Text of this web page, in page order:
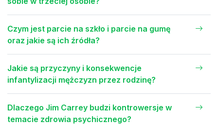
Czym jest parcie na szkło i parcie na gumę
oraz jakie są ich źródła?
Jakie są przyczyny i konsekwencje
infantylizacji mężczyzn przez rodzinę?
Dlaczego Jim Carrey budzi kontrowersje w
temacie zdrowia psychicznego?